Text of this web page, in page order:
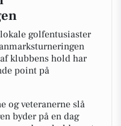
golfentusiaster
klubbens hold har
point på
og veteranerne slå
byder på en dag